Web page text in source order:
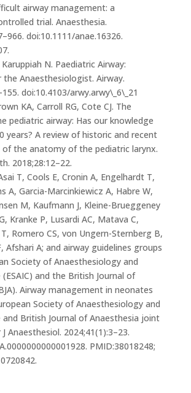
airway management: a
trial. Anaesthesia.
doi:10.1111/anae.16326.
N. Paediatric Airway:
the Anaesthesiologist. Airway.
doi:10.4103/arwy.arwy\_6\_21
KA, Carroll RG, Cote CJ. The
pediatric airway: Has our knowledge
years? A review of historic and recent
the anatomy of the pediatric larynx.
2018;28:12–22.
T, Cools E, Cronin A, Engelhardt T,
A, Garcia-Marcinkiewicz A, Habre W,
M, Kaufmann J, Kleine-Brueggeney
Kranke P, Lusardi AC, Matava C,
T, Romero CS, von Ungern-Sternberg B,
Afshari A; and airway guidelines groups
Society of Anaesthesiology and
and the British Journal of
Airway management in neonates
Society of Anaesthesiology and
and British Journal of Anaesthesia joint
Anaesthesiol. 2024;41(1):3–23.
PMID:38018248;